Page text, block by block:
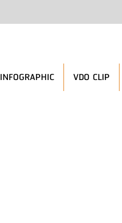
INFOGRAPHIC VDO CLIP